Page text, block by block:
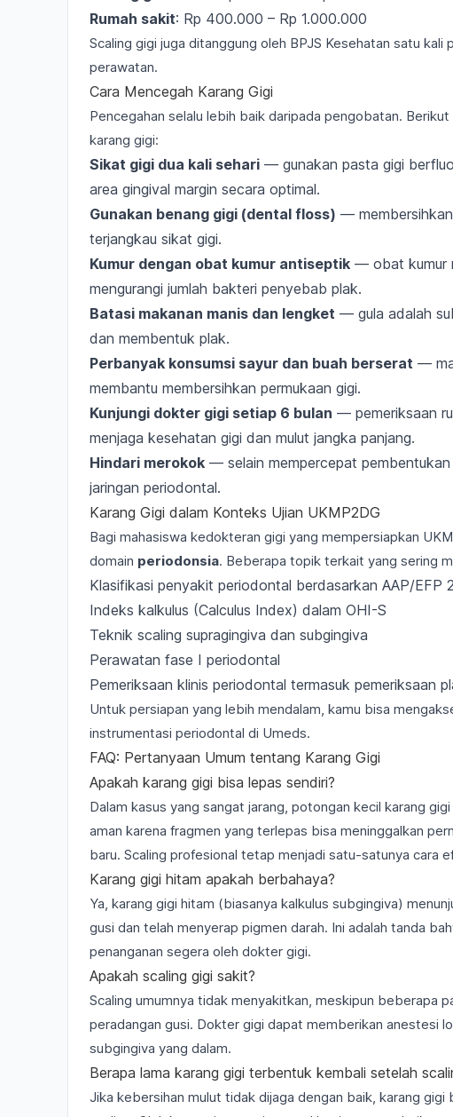
Rumah sakit: Rp 400.000 – Rp 1.000.000
Scaling gigi juga ditanggung oleh BPJS Kesehatan satu
perawatan.
Cara Mencegah Karang Gigi
Pencegahan selalu lebih baik daripada pengobatan.
karang gigi:
Sikat gigi dua kali sehari — gunakan pasta gigi
area gingival margin secara optimal.
Gunakan benang gigi (dental floss) —
terjangkau sikat gigi.
Kumur dengan obat kumur antiseptik — obat kumur
mengurangi jumlah bakteri penyebab plak.
Batasi makanan manis dan lengket — gula adalah
dan membentuk plak.
Perbanyak konsumsi sayur dan buah berserat —
membantu membersihkan permukaan gigi.
Kunjungi dokter gigi setiap 6 bulan — pemeriksaan
menjaga kesehatan gigi dan mulut jangka panjang.
Hindari merokok — selain mempercepat
jaringan periodontal.
Karang Gigi dalam Konteks Ujian UKMP2DG
Bagi mahasiswa kedokteran gigi yang mempersiapkan
domain periodonsia. Beberapa topik terkait yang sering
Klasifikasi penyakit periodontal berdasarkan AAP/EFP
Indeks kalkulus (Calculus Index) dalam OHI-S
Teknik scaling supragingiva dan subgingiva
Perawatan fase I periodontal
Pemeriksaan klinis periodontal termasuk pemeriksaan
Untuk persiapan yang lebih mendalam, kamu bisa
instrumentasi periodontal di Umeds.
FAQ: Pertanyaan Umum tentang Karang Gigi
Apakah karang gigi bisa lepas sendiri?
Dalam kasus yang sangat jarang, potongan kecil karang
aman karena fragmen yang terlepas bisa meninggalkan
baru. Scaling profesional tetap menjadi satu-satunya cara
Karang gigi hitam apakah berbahaya?
Ya, karang gigi hitam (biasanya kalkulus subgingiva)
gusi dan telah menyerap pigmen darah. Ini adalah tanda
penanganan segera oleh dokter gigi.
Apakah scaling gigi sakit?
Scaling umumnya tidak menyakitkan, meskipun beberapa
peradangan gusi. Dokter gigi dapat memberikan anestesi
subgingiva yang dalam.
Berapa lama karang gigi terbentuk kembali setelah
Jika kebersihan mulut tidak dijaga dengan baik, karang